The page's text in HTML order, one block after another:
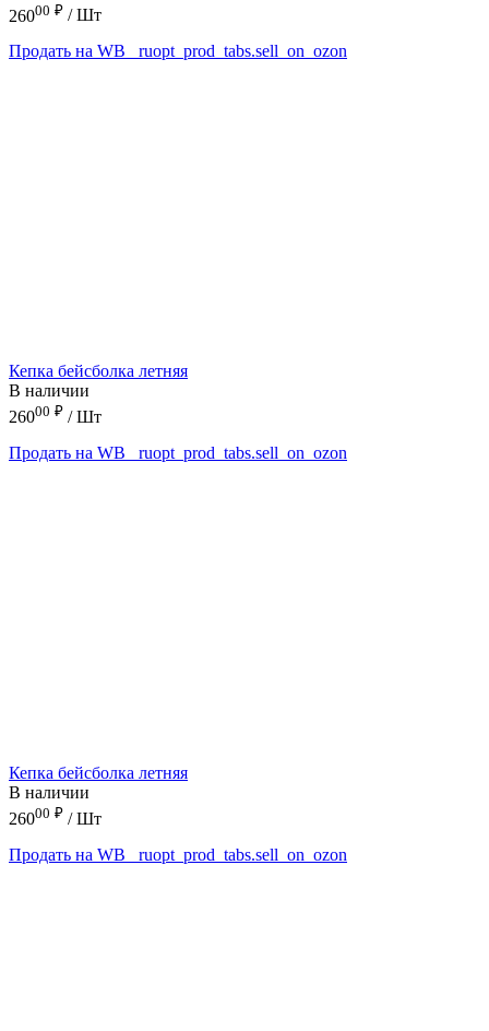
26000 ₽ / Шт
Продать на WB
_ruopt_prod_tabs.sell_on_ozon
Кепка бейсболка летняя
В наличии
26000 ₽ / Шт
Продать на WB
_ruopt_prod_tabs.sell_on_ozon
Кепка бейсболка летняя
В наличии
26000 ₽ / Шт
Продать на WB
_ruopt_prod_tabs.sell_on_ozon